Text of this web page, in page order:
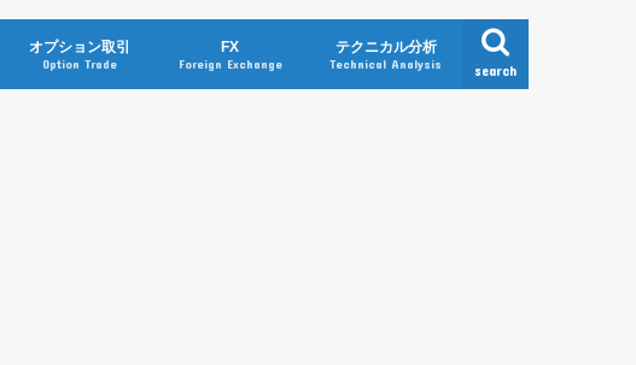
search
オプション取引
Option Trade
FX
Foreign Exchange
テクニカル分析
Technical Analysis